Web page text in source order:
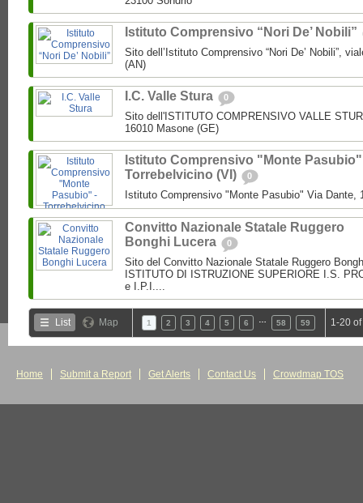
Istituto Comprensivo “Nori De’ Nobili”
Sito dell’Istituto Comprensivo “Nori De’ Nobili”,
(AN)
I.C. Valle Stura 0
Sito dell'ISTITUTO COMPRENSIVO VALLE
16010 Masone (GE)
Istituto Comprensivo "Monte
Torrebelvicino (VI)
0
Istituto Comprensivo "Monte Pasubio" Via Dante,
Convitto Nazionale Statale Ruggero
Bonghi Lucera
0
Sito del Convitto Nazionale Statale Ruggero
ISTITUTO DI ISTRUZIONE SUPERIORE I.S.
e I.P.I....
List Map 1 2 3 4 5 6 58 59 1-20
Home Submit a Report Get Alerts Contact Us Crowdmap TOS